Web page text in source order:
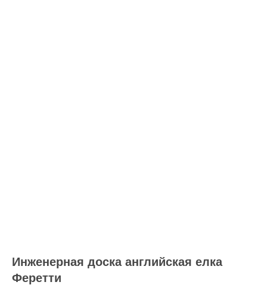
Инженерная доска английская елка
Феретти